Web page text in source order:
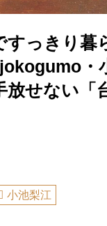
すっきり暮
・
放せない「
小池梨江